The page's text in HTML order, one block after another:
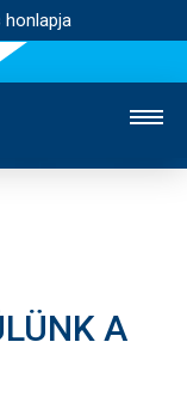
honlapja
STADION A